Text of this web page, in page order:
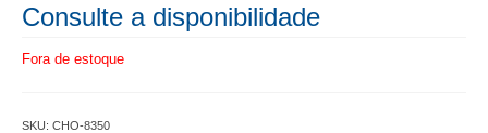
Consulte a disponibilidade
Fora de estoque
SKU: CHO-8350